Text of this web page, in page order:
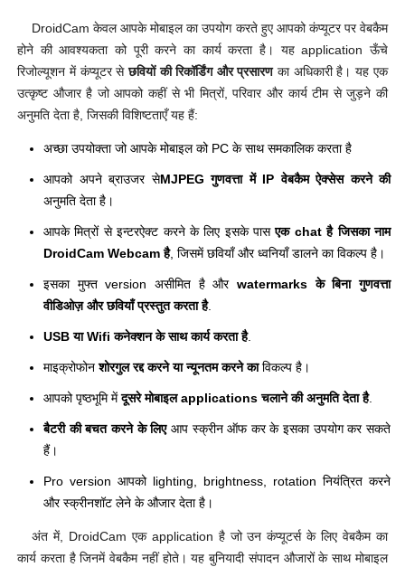
DroidCam केवल आपके मोबाइल का उपयोग करते हुए आपको कंप्यूटर पर वेबकैम
होने की आवश्यकता को पूरी करने का कार्य करता है। यह application ऊँचे
रिजोल्यूशन में कंप्यूटर सेछवियों की रिकॉर्डिंग और प्रसारणका अधिकारी है। यह एक
उत्कृष्ट औजार है जो आपको कहीं से भी मित्रों, परिवार और कार्य टीम से जुड़ने की
अनुमति देता है, जिसकी विशिष्टताएँ यह हैं:
अच्छा उपयोक्ता जो आपके मोबाइल को PC के साथ समकालिक करता है
आपको अपने ब्राउजर सेMJPEG गुणवत्ता में IP वेबकैम ऐक्सेस करने की
अनुमति देता है।
आपके मित्रों से इन्टरऐक्ट करने के लिए इसके पासएक chat है जिसका नाम
DroidCam Webcam है, जिसमें छवियाँ और ध्वनियाँ डालने का विकल्प है।
इसका मुफ्त version असीमित है और watermarks के बिना गुणवत्ता
वीडिओज़ और छवियाँ प्रस्तुत करता है.
USB या Wifi कनेक्शन के साथ कार्य करता है.
माइक्रोफोनशोरगुल रद्द करने या न्यूनतम करने काविकल्प है।
आपको पृष्ठभूमि मेंदूसरे मोबाइल applications चलाने की अनुमति देता है.
बैटरी की बचत करने के लिएआप स्क्रीन ऑफ कर के इसका उपयोग कर सकते
हैं।
Pro version आपको lighting, brightness, rotation नियंत्रित करने
और स्क्रीनशॉट लेने के औजार देता है।
अंत में, DroidCam एक application है जो उन कंप्यूटर्स के लिए वेबकैम का
कार्य करता है जिनमें वेबकैम नहीं होते। यह बुनियादी संपादन औजारों के साथ मोबाइल